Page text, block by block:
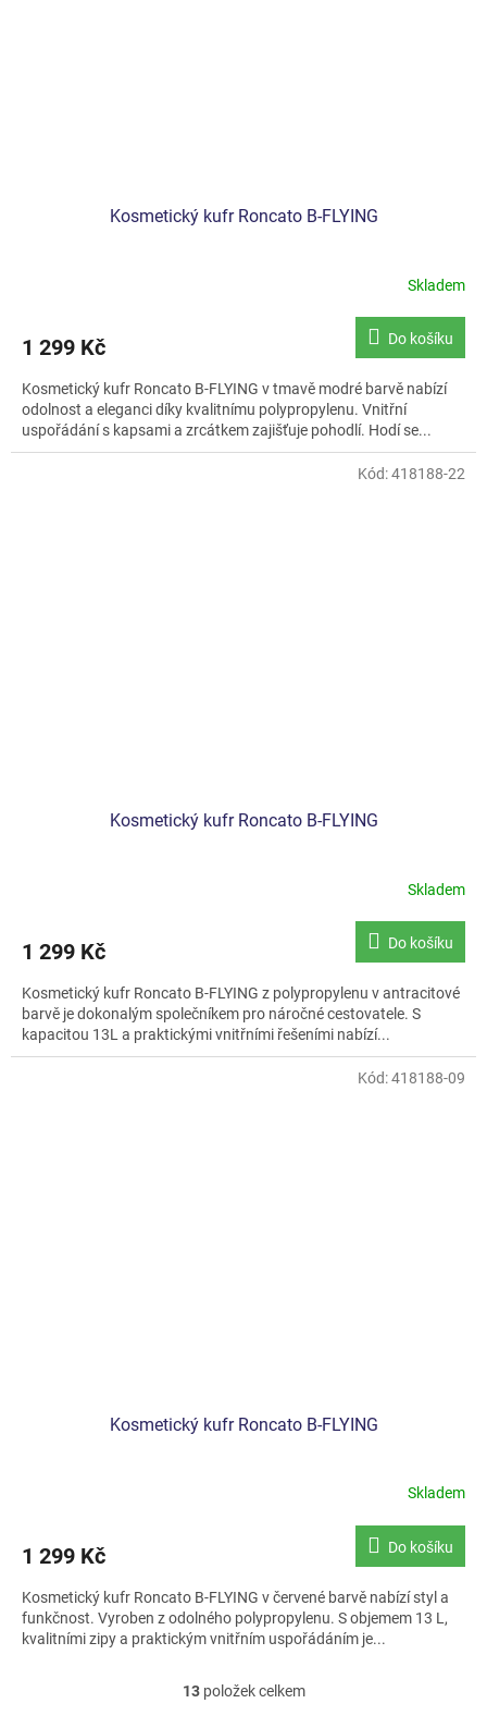
Kosmetický kufr Roncato B-FLYING
Skladem
1 299 Kč Do košíku
Kosmetický kufr Roncato B-FLYING v tmavě modré barvě nabízí
odolnost a eleganci díky kvalitnímu polypropylenu. Vnitřní
uspořádání s kapsami a zrcátkem zajišťuje pohodlí. Hodí se...
Kosmetický kufr Roncato B-FLYING
Skladem
1 299 Kč Do košíku
Kosmetický kufr Roncato B-FLYING z polypropylenu v antracitové
barvě je dokonalým společníkem pro náročné cestovatele. S
kapacitou 13L a praktickými vnitřními řešeními nabízí...
Kód:418188-22
Kosmetický kufr Roncato B-FLYING
Skladem
1 299 Kč Do košíku
Kosmetický kufr Roncato B-FLYING v červené barvě nabízí styl a
funkčnost. Vyroben z odolného polypropylenu. S objemem 13 L,
kvalitními zipy a praktickým vnitřním uspořádáním je...
Kód:418188-09
O
13položek celkem